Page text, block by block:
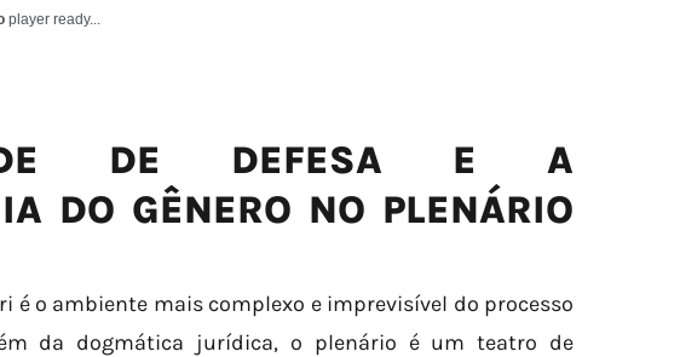
player ready...
DE DEFESA E A
DO GÊNERO NO PLENÁRIO
é o ambiente mais complexo e imprevisível do processo
da dogmática jurídica, o plenário é um teatro de